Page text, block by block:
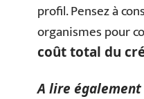
profil. Pensez à
organismes pour
coût total du
A lire également